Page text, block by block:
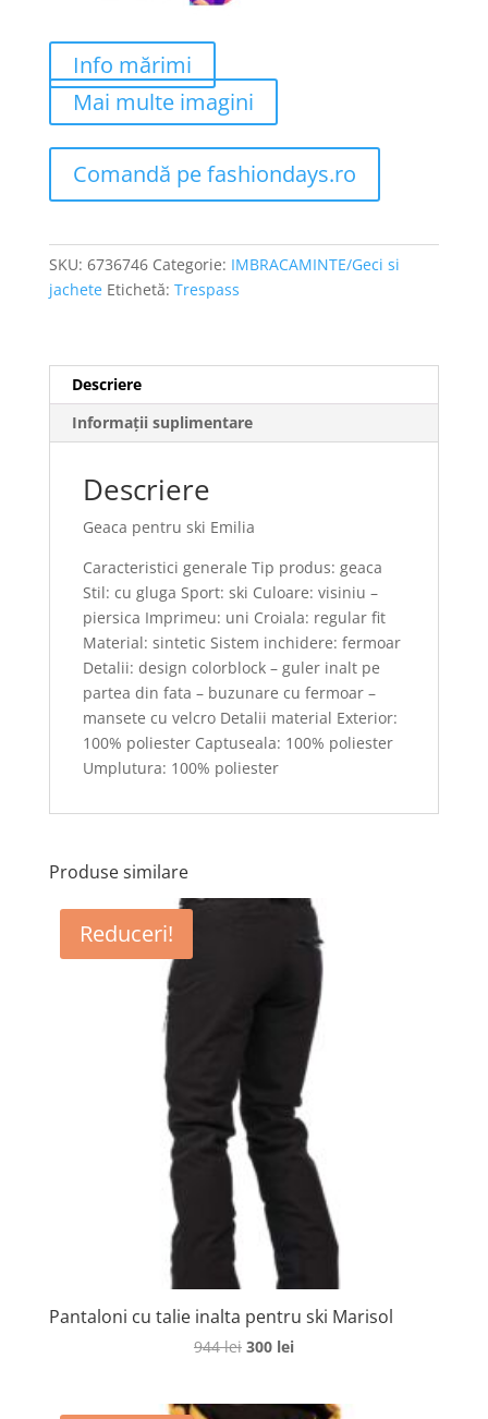
Info mărimi
Mai multe imagini
Comandă pe fashiondays.ro
SKU: 6736746 Categorie: IMBRACAMINTE/Geci si
jachete Etichetă: Trespass
Descriere
Informații suplimentare
Descriere
Geaca pentru ski Emilia
Caracteristici generale Tip produs: geaca
Stil: cu gluga Sport: ski Culoare: visiniu –
piersica Imprimeu: uni Croiala: regular fit
Material: sintetic Sistem inchidere: fermoar
Detalii: design colorblock – guler inalt pe
partea din fata – buzunare cu fermoar –
mansete cu velcro Detalii material Exterior:
100% poliester Captuseala: 100% poliester
Umplutura: 100% poliester
Produse similare
Reduceri!
Pantaloni cu talie inalta pentru ski Marisol
944lei Prețul
300 leiPrețul